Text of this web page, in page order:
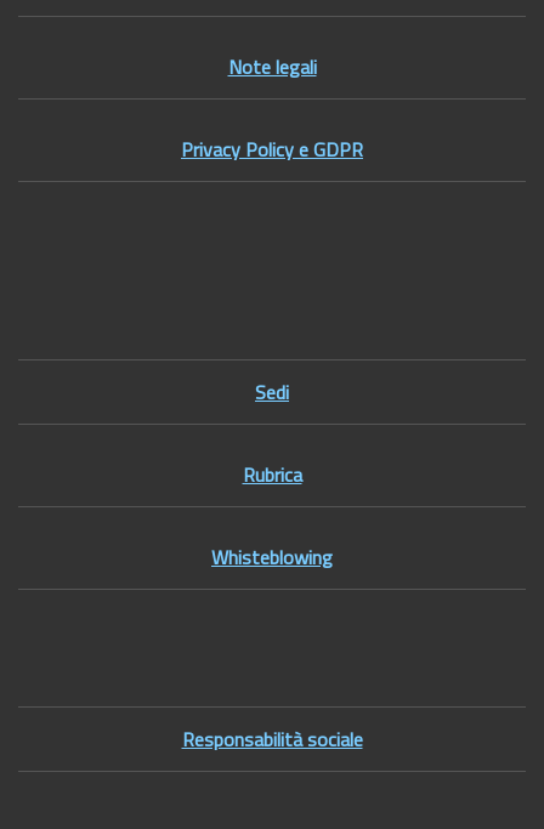
Note legali
Privacy Policy e GDPR
Sedi
Rubrica
Whisteblowing
Responsabilità sociale